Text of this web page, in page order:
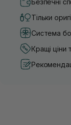
Тільки
Система
Кращі ціни